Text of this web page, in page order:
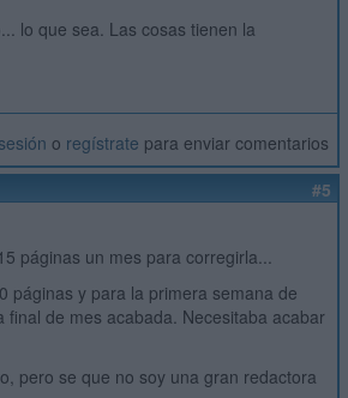
lo que sea. Las cosas tienen la
o regístrate para enviar comentarios
#5
páginas un mes para corregirla...
páginas y para la primera semana de
de mes acabada. Necesitaba acabar
pero se que no soy una gran redactora